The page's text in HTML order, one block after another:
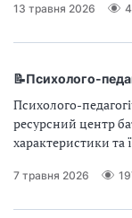
13 травня 2026
📝Психолого-
Психолого-
ресурсний центр
характеристики та
7 травня 2026